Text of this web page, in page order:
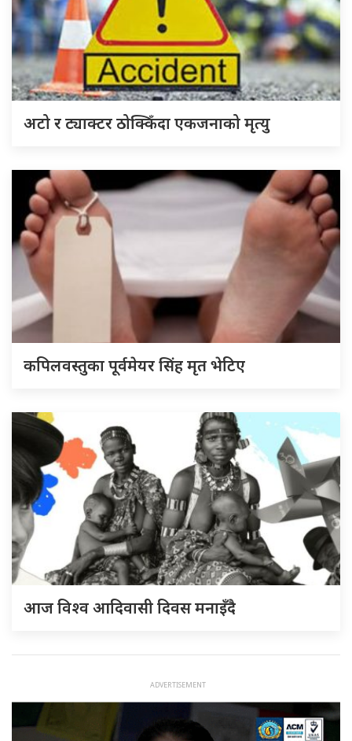
अटो र ट्याक्टर ठोक्किँदा एकजनाको मृत्यु
कपिलवस्तुका पूर्वमेयर सिंह मृत भेटिए
आज विश्व आदिवासी दिवस मनाइँदै